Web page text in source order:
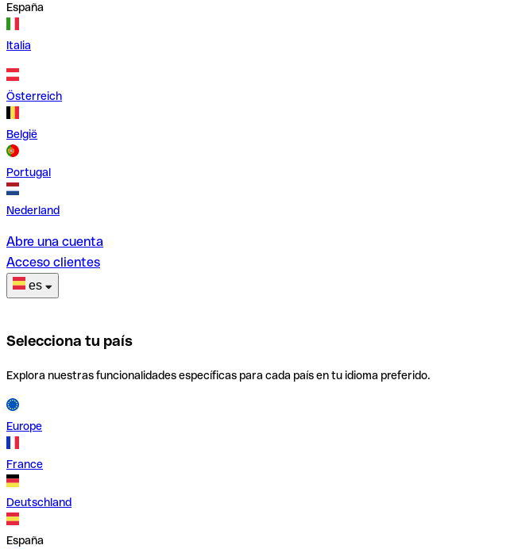
España
Italia
Österreich
België
Portugal
Nederland
Abre una cuenta
Acceso clientes
es
Selecciona tu país
Explora nuestras funcionalidades específicas para cada país en tu idioma preferido.
Europe
France
Deutschland
España